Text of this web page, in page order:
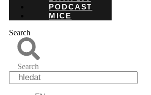
PODCAST
MICE
Search
Search